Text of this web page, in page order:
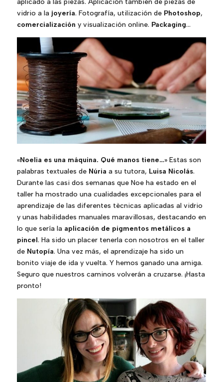
vidrio a la joyería. Fotografía, utilización de Photoshop,
comercialización y visualización online. Packaging…
«Noelia es una máquina. Qué manos tiene…» Estas son
palabras textuales de Núria a su tutora, Luisa Nicolás.
Durante las casi dos semanas que Noe ha estado en el
taller ha mostrado una cualidades excepcionales para el
aprendizaje de las diferentes tècnicas aplicadas al vidrio
y unas habilidades manuales maravillosas, destacando en
lo que sería laaplicación de pigmentos metálicos a
pincel. Ha sido un placer tenerla con nosotros en el taller
de Nutopía. Una vez más, el aprendizaje ha sido un
bonito viaje de ida y vuelta. Y hemos ganado una amiga.
Seguro que nuestros caminos volverán a cruzarse. ¡Hasta
pronto!